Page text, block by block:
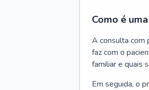
Como é
A consulta com
faz com o
familiar e quais
Em seguida, o